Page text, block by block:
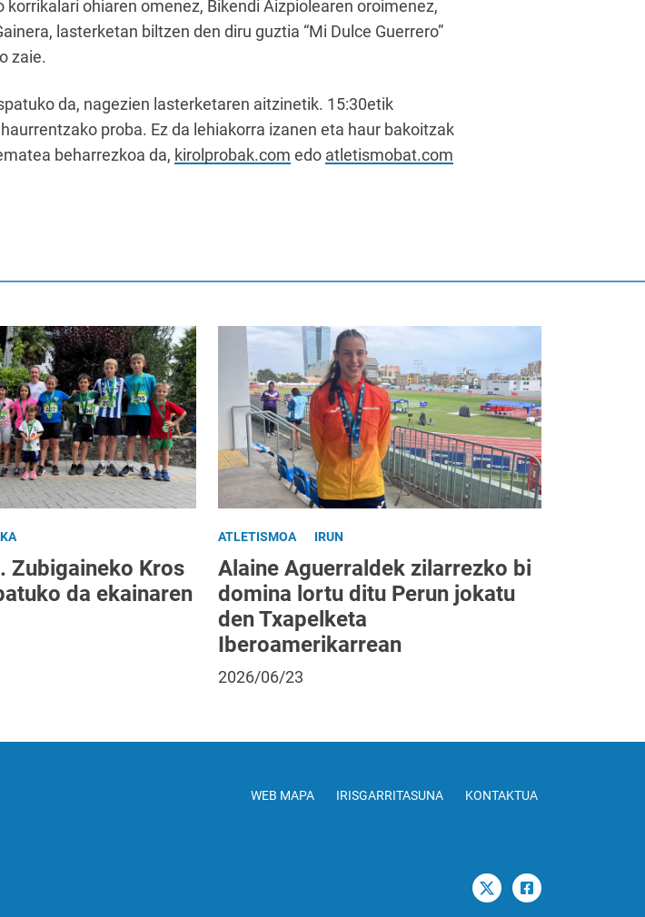
ohiaren omenez, Bikendi Aizpiolearen oroimenez,
lasterketan biltzen den diru guztia “Mi Dulce Guerrero”
zaie.
da, nagezien lasterketaren aitzinetik. 15:30etik
proba. Ez da lehiakorra izanen eta haur bakoitzak
beharrezkoa da, kirolprobak.com edo atletismobat.com
Zubigaineko Kros
da ekainaren
ATLETISMOA IRUN
Alaine Aguerraldek zilarrezko bi
domina lortu ditu Perun jokatu
den Txapelketa
Iberoamerikarrean
2026/06/23
WEB MAPA IRISGARRITASUNA KONTAKTUA